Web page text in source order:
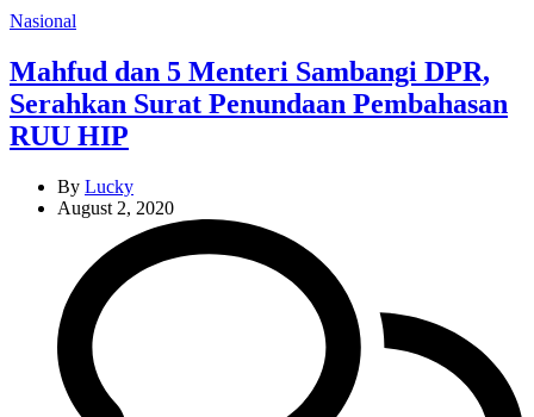
Categories
Nasional
Mahfud dan 5 Menteri Sambangi DPR,
Serahkan Surat Penundaan Pembahasan
RUU HIP
By Lucky
August 2, 2020